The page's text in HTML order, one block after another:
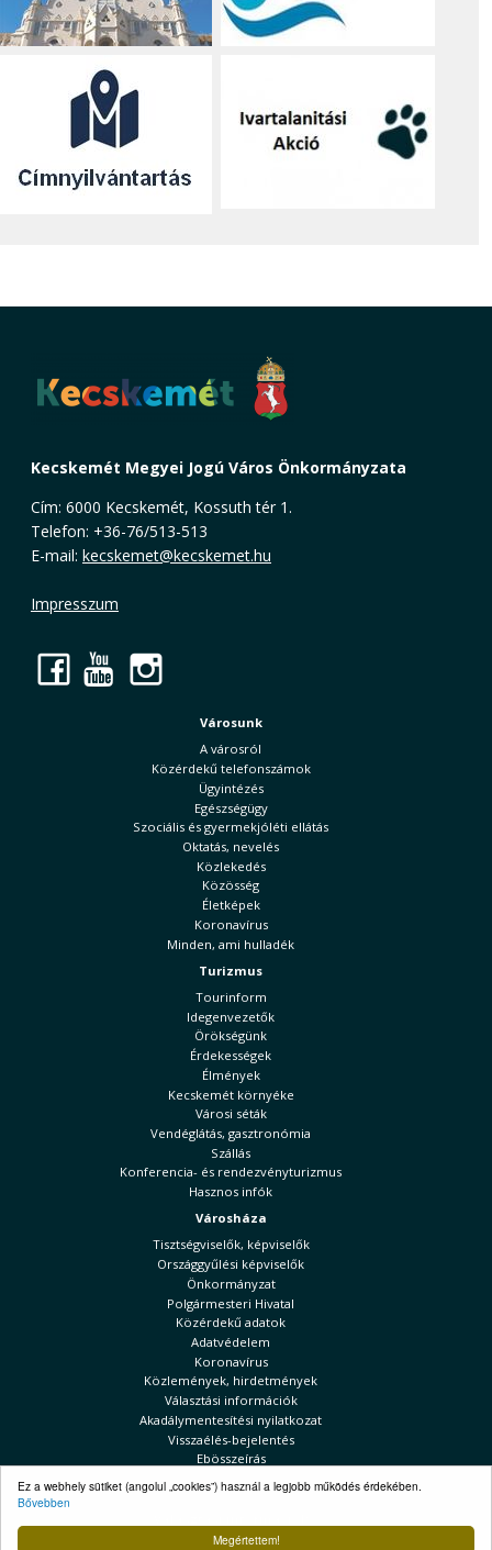
Megértettem!
Ez a webhely sütiket (angolul „cookies”) használ a legjobb működés érdekében.
Bővebben
Kecskemét Megyei Jogú Város Önkormányzata
Cím: 6000 Kecskemét, Kossuth tér 1.
Telefon: +36-76/513-513
E-mail: kecskemet@kecskemet.hu
Impresszum
Facebook
YouTube
Városunk
A városról
Közérdekű telefonszámok
Ügyintézés
Egészségügy
Szociális és gyermekjóléti ellátás
Oktatás, nevelés
Közlekedés
Közösség
Életképek
Koronavírus
Minden, ami hulladék
Turizmus
Tourinform
Idegenvezetők
Örökségünk
Érdekességek
Élmények
Kecskemét környéke
Városi séták
Vendéglátás, gasztronómia
Szállás
Konferencia- és rendezvényturizmus
Hasznos infók
Városháza
Tisztségviselők, képviselők
Országgyűlési képviselők
Önkormányzat
Polgármesteri Hivatal
Közérdekű adatok
Adatvédelem
Koronavírus
Közlemények, hirdetmények
Választási információk
Akadálymentesítési nyilatkozat
Visszaélés-bejelentés
Ebösszeírás
Kecskeméti Hírek